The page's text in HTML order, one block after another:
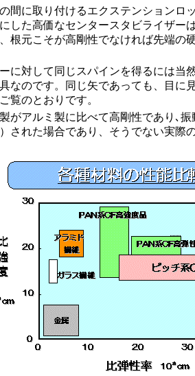
に取り付けるエクステンションロ
した高価なセンタースタビライザー
根元こそが高剛性でなければ先端の
対して同じスパインを得るには当
なのです。同じ矢であっても、目に
覧のとおりです。
アルミ製に比べて高剛性であり､
された場合であり、そうでない実